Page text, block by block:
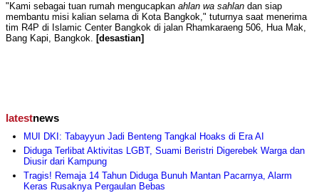
"Kami sebagai tuan rumah mengucapkan ahlan wa sahlan dan siap
membantu misi kalian selama di Kota Bangkok," tuturnya saat menerima
tim R4P di Islamic Center Bangkok di jalan Rhamkaraeng 506, Hua Mak,
Bang Kapi, Bangkok. [desastian]
latestnews
MUI DKI: Tabayyun Jadi Benteng Tangkal Hoaks di Era AI
Diduga Terlibat Aktivitas LGBT, Suami Beristri Digerebek Warga dan
Diusir dari Kampung
Tragis! Remaja 14 Tahun Diduga Bunuh Mantan Pacarnya, Alarm
Keras Rusaknya Pergaulan Bebas